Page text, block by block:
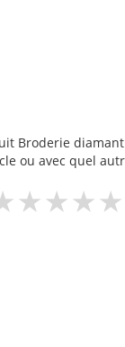
Broderie
ou avec quel